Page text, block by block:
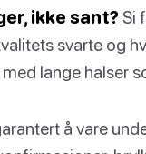
ikke sant? Si
svarte og
lange halser
å vare